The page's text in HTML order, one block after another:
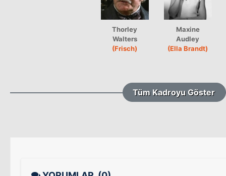
Thorley
Walters
(Frisch)
Maxine
Audley
(Ella Brandt)
Tüm Kadroyu Göster